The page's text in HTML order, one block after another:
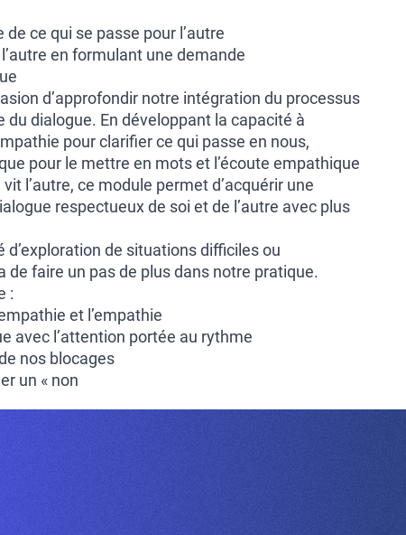
ce qui se passe pour l’autre
en formulant une demande
d’approfondir notre intégration du processus
du dialogue. En développant la capacité à
pour clarifier ce qui passe en nous,
pour le mettre en mots et l’écoute empathique
l’autre, ce module permet d’acquérir une
respectueux de soi et de l’autre avec plus
d’exploration de situations difficiles ou
de faire un pas de plus dans notre pratique.
:
et l’empathie
avec l’attention portée au rythme
nos blocages
un « non